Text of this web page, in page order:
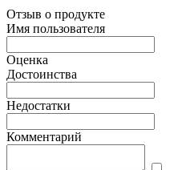
Отзыв о продукте
Имя пользователя
Оценка
Достоинства
Недостатки
Комментарий